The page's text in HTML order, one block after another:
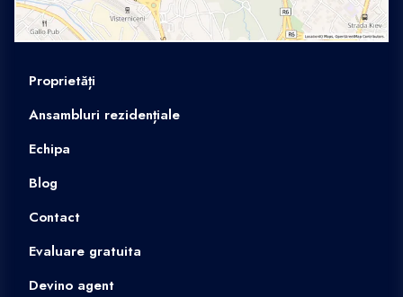
Proprietăți
Ansambluri rezidențiale
Echipa
Blog
Contact
Evaluare gratuita
Devino agent